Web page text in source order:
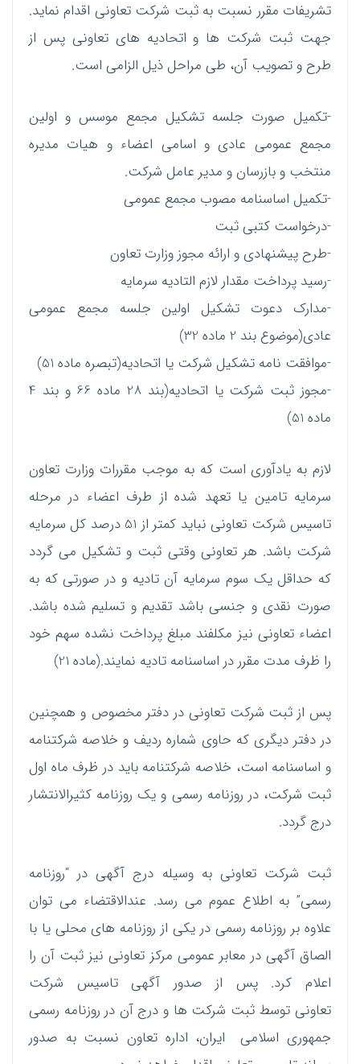
تشریفات مقرر نسبت به ثبت شرکت تعاونی اقدام نماید.
جهت ثبت شرکت ها و اتحادیه های تعاونی پس از
طرح و تصویب آن، طی مراحل ذیل الزامی است.
-تکمیل صورت جلسه تشکیل مجمع موسس و اولین
مجمع عمومی عادی و اسامی اعضاء و هیات مدیره
منتخب و بازرسان و مدیر عامل شرکت.
-تکمیل اساسنامه مصوب مجمع عمومی
-درخواست کتبی ثبت
-طرح پیشنهادی و ارائه مجوز وزارت تعاون
-رسید پرداخت مقدار لازم التادیه سرمایه
-مدارک دعوت تشکیل اولین جلسه مجمع عمومی
عادی(موضوع بند 2 ماده 32)
-موافقت نامه تشکیل شرکت یا اتحادیه(تبصره ماده 51)
-مجوز ثبت شرکت یا اتحادیه(بند 28 ماده 66 و بند 4
ماده 51)
لازم به یادآوری است که به موجب مقررات وزارت تعاون
سرمایه تامین یا تعهد شده از طرف اعضاء در مرحله
تاسیس شرکت تعاونی نباید کمتر از 51 درصد کل سرمایه
شرکت باشد. هر تعاونی وقتی ثبت و تشکیل می گردد
که حداقل یک سوم سرمایه آن تادیه و در صورتی که به
صورت نقدی و جنسی باشد تقدیم و تسلیم شده باشد.
اعضاء تعاونی نیز مکلفند مبلغ پرداخت نشده سهم خود
را ظرف مدت مقرر در اساسنامه تادیه نمایند.(ماده 21)
پس از ثبت شرکت تعاونی در دفتر مخصوص و همچنین
در دفتر دیگری که حاوی شماره ردیف و خلاصه شرکتنامه
و اساسنامه است، خلاصه شرکتنامه باید در ظرف ماه اول
ثبت شرکت، در روزنامه رسمی و یک روزنامه کثیرالانتشار
درج گردد.
ثبت شرکت تعاونی به وسیله درج آگهی در “روزنامه
رسمی” به اطلاع عموم می رسد. عندالاقتضاء می توان
علاوه بر روزنامه رسمی در یکی از روزنامه های محلی یا با
الصاق آگهی در معابر عمومی مرکز تعاونی نیز ثبت آن را
اعلام کرد. پس از صدور آگهی تاسیس شرکت
تعاونی توسط ثبت شرکت ها و درج آن در روزنامه رسمی
جمهوری اسلامی ایران، اداره تعاون نسبت به صدور